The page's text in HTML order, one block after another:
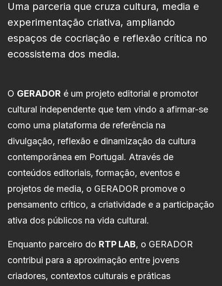
Uma parceria que cruza cultura, media e
experimentação criativa, ampliando
espaços de cocriação e reflexão crítica no
ecossistema dos media.
O GERADOR é um projeto editorial e promotor
cultural independente que tem vindo a afirmar-se
como uma plataforma de referência na
divulgação, reflexão e dinamização da cultura
contemporânea em Portugal. Através de
conteúdos editoriais, formação, eventos e
projetos de media, o GERADOR promove o
pensamento crítico, a criatividade e a participação
ativa dos públicos na vida cultural.
Enquanto parceiro do RTP LAB, o GERADOR
contribui para a aproximação entre jovens
criadores, contextos culturais e práticas